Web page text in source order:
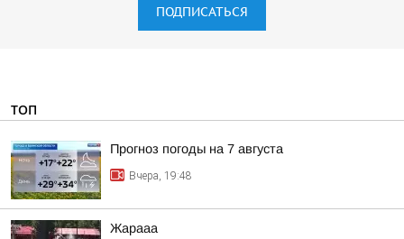
ПОДПИСАТЬСЯ
ТОП
Прогноз погоды на 7 августа
Вчера, 19:48
Жарааа